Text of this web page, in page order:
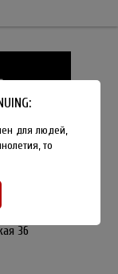
36
для людей,
то